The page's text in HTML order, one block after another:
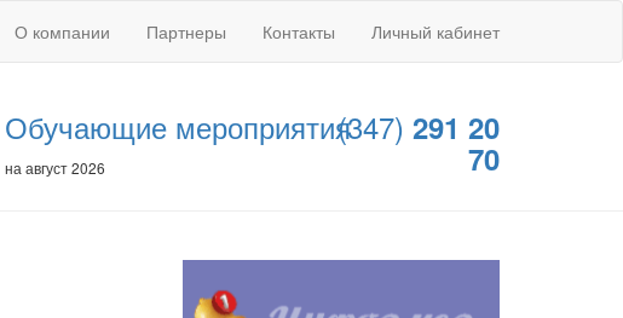
О компании Партнеры Контакты Личный кабинет
Обучающие мероприятия
на август 2026
(347) 291 20
70